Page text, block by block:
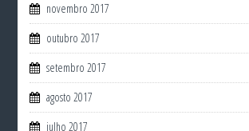
novembro 2017
outubro 2017
setembro 2017
agosto 2017
julho 2017